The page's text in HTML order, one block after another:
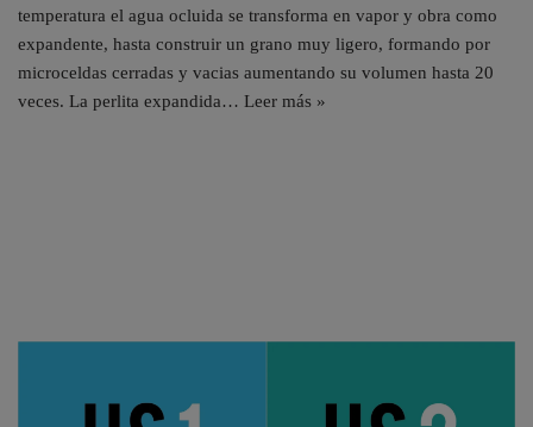
temperatura el agua ocluida se transforma en vapor y obra como
expandente, hasta construir un grano muy ligero, formando por
microceldas cerradas y vacias aumentando su volumen hasta 20
veces. La perlita expandida… Leer más »